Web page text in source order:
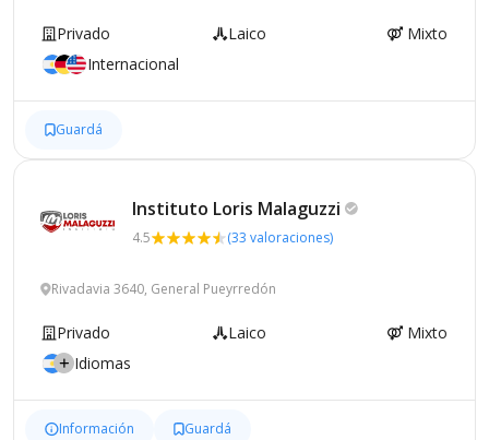
Privado Laico
Mixto
Internacional
Guardá
Instituto Loris Malaguzzi
4.5 (33 valoraciones)
Rivadavia 3640, General Pueyrredón
Privado Laico
Mixto
Idiomas
Información Guardá